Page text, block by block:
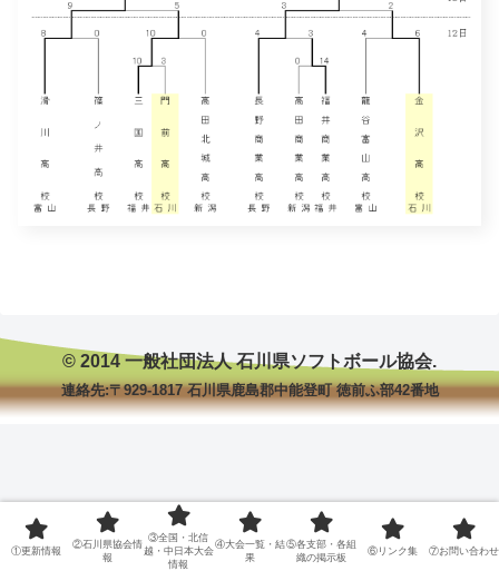
© 2014 一般社団法人 石川県ソフトボール協会.
連絡先:〒929-1817 石川県鹿島郡中能登町 徳前ふ部42番地
①更新情報
②石川県協会情
報
③全国・北信
越・中日本大会
情報
④大会一覧・結
果
⑤各支部・各組
織の掲示板
⑥リンク集 ⑦お問い合わせ